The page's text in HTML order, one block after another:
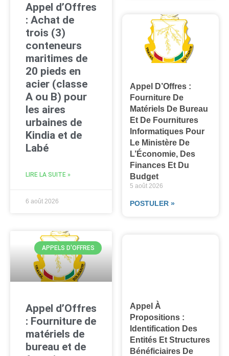
Appel d’Offres
: Achat de
trois (3)
conteneurs
maritimes de
20 pieds en
acier (classe
A ou B) pour
les aires
urbaines de
Kindia et de
Labé
LIRE LA SUITE »
6 août 2026
APPELS D'OFFRES
Appel d’Offres
: Fourniture de
matériels de
bureau et de
Appel D’Offres :
Fourniture De
Matériels De Bureau
Et De Fournitures
Informatiques Pour
Le Ministère De
L’Économie, Des
Finances Et Du
Budget
5 août 2026
POSTULER »
Appel À
Propositions :
Identification Des
Entités Et Structures
Bénéficiaires De